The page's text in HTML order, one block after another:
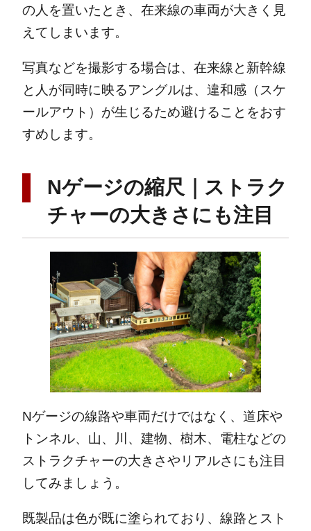
の人を置いたとき、在来線の車両が大きく見
えてしまいます。
写真などを撮影する場合は、在来線と新幹線
と人が同時に映るアングルは、違和感（スケ
ールアウト）が生じるため避けることをおす
すめします。
Nゲージの縮尺｜ストラク
チャーの大きさにも注目
Nゲージの線路や車両だけではなく、道床や
トンネル、山、川、建物、樹木、電柱などの
ストラクチャーの大きさやリアルさにも注目
してみましょう。
既製品は色が既に塗られており、線路とスト